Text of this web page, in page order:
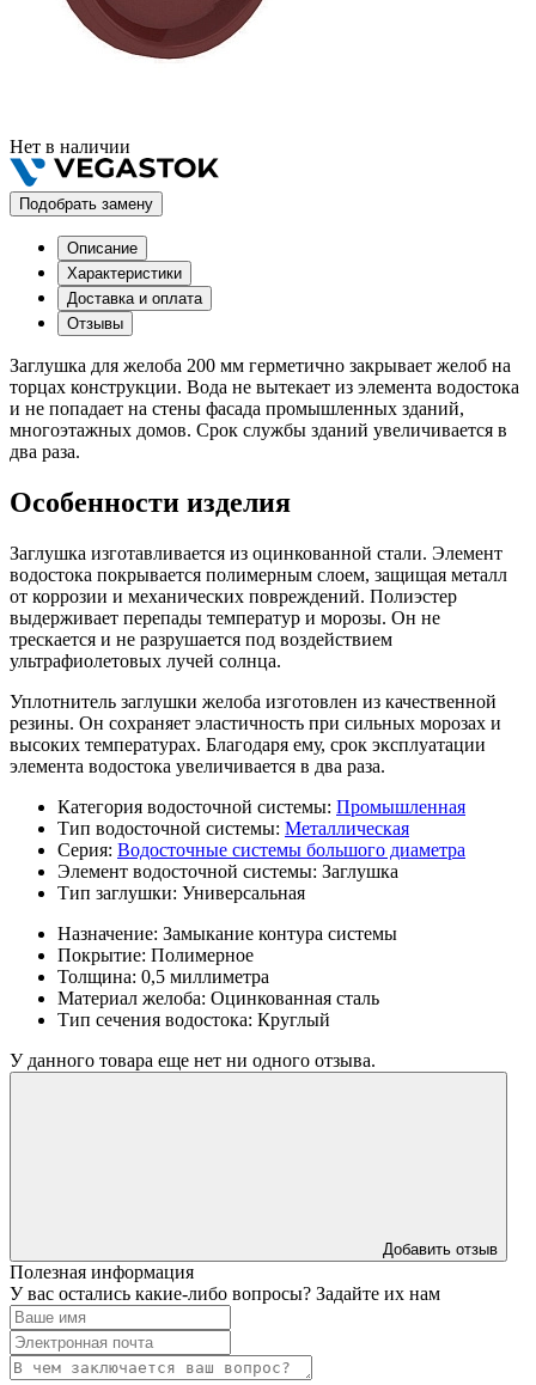
Нет в наличии
Подобрать замену
Описание
Характеристики
Доставка и оплата
Отзывы
Заглушка для желоба 200 мм герметично закрывает желоб на
торцах конструкции. Вода не вытекает из элемента водостока
и не попадает на стены фасада промышленных зданий,
многоэтажных домов. Срок службы зданий увеличивается в
два раза.
Особенности изделия
Заглушка изготавливается из оцинкованной стали. Элемент
водостока покрывается полимерным слоем, защищая металл
от коррозии и механических повреждений. Полиэстер
выдерживает перепады температур и морозы. Он не
трескается и не разрушается под воздействием
ультрафиолетовых лучей солнца.
Уплотнитель заглушки желоба изготовлен из качественной
резины. Он сохраняет эластичность при сильных морозах и
высоких температурах. Благодаря ему, срок эксплуатации
элемента водостока увеличивается в два раза.
Категория водосточной системы: Промышленная
Тип водосточной системы: Металлическая
Серия: Водосточные системы большого диаметра
Элемент водосточной системы: Заглушка
Тип заглушки: Универсальная
Назначение: Замыкание контура системы
Покрытие: Полимерное
Толщина: 0,5 миллиметра
Материал желоба: Оцинкованная сталь
Тип сечения водостока: Круглый
У данного товара еще нет ни одного отзыва.
Добавить отзыв
Полезная информация
У вас остались какие-либо вопросы? Задайте их нам